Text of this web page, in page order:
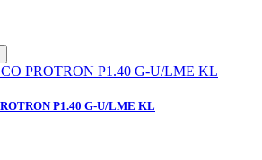
P1.40 G-U/LME KL